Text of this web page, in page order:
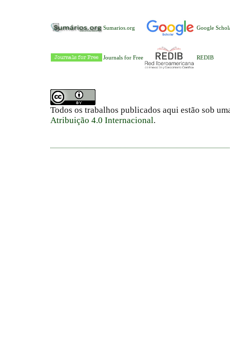
Sumarios.org Google
Journals for Free REDIB
Todos os trabalhos publicados aqui estão sob
Atribuição 4.0 Internacional.